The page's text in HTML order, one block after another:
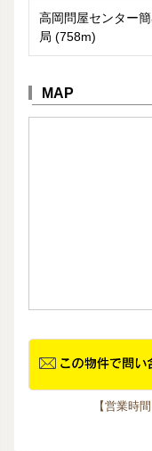
高岡問屋センター
局 (758m)
MAP
【営業時